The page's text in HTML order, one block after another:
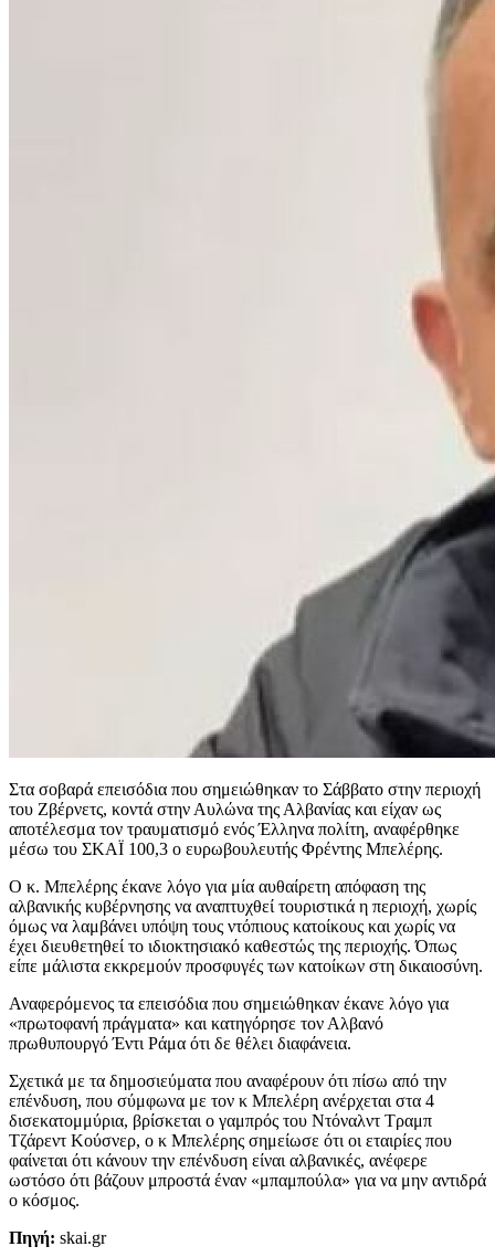
Στα σοβαρά επεισόδια που σημειώθηκαν το Σάββατο στην περιοχή
του Ζβέρνετς, κοντά στην Αυλώνα της Αλβανίας και είχαν ως
αποτέλεσμα τον τραυματισμό ενός Έλληνα πολίτη, αναφέρθηκε
μέσω του ΣΚΑΪ 100,3 ο ευρωβουλευτής Φρέντης Μπελέρης.
Ο κ. Μπελέρης έκανε λόγο για μία αυθαίρετη απόφαση της
αλβανικής κυβέρνησης να αναπτυχθεί τουριστικά η περιοχή, χωρίς
όμως να λαμβάνει υπόψη τους ντόπιους κατοίκους και χωρίς να
έχει διευθετηθεί το ιδιοκτησιακό καθεστώς της περιοχής. Όπως
είπε μάλιστα εκκρεμούν προσφυγές των κατοίκων στη δικαιοσύνη.
Αναφερόμενος τα επεισόδια που σημειώθηκαν έκανε λόγο για
«πρωτοφανή πράγματα» και κατηγόρησε τον Αλβανό
πρωθυπουργό Έντι Ράμα ότι δε θέλει διαφάνεια.
Σχετικά με τα δημοσιεύματα που αναφέρουν ότι πίσω από την
επένδυση, που σύμφωνα με τον κ Μπελέρη ανέρχεται στα 4
δισεκατομμύρια, βρίσκεται ο γαμπρός του Ντόναλντ Τραμπ
Τζάρεντ Κούσνερ, ο κ Μπελέρης σημείωσε ότι οι εταιρίες που
φαίνεται ότι κάνουν την επένδυση είναι αλβανικές, ανέφερε
ωστόσο ότι βάζουν μπροστά έναν «μπαμπούλα» για να μην αντιδρά
ο κόσμος.
Πηγή: skai.gr